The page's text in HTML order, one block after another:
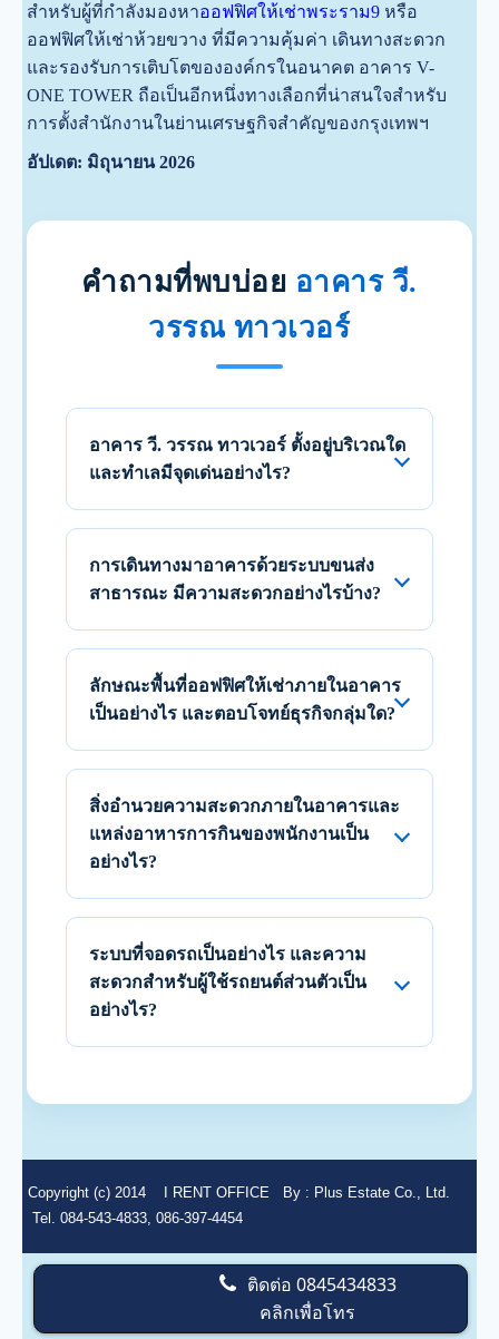
สำหรับผู้ที่กำลังมองหาออฟฟิศให้เช่าพระราม9 หรือ
ออฟฟิศให้เช่าห้วยขวาง ที่มีความคุ้มค่า เดินทางสะดวก
และรองรับการเติบโตขององค์กรในอนาคต อาคาร V-
ONE TOWER ถือเป็นอีกหนึ่งทางเลือกที่น่าสนใจสำหรับ
การตั้งสำนักงานในย่านเศรษฐกิจสำคัญของกรุงเทพฯ
อัปเดต: มิถุนายน 2026
คำถามที่พบบ่อย อาคาร วี.
วรรณ ทาวเวอร์
อาคาร วี. วรรณ ทาวเวอร์ ตั้งอยู่บริเวณใด
และทำเลมีจุดเด่นอย่างไร?
การเดินทางมาอาคารด้วยระบบขนส่ง
สาธารณะ มีความสะดวกอย่างไรบ้าง?
ลักษณะพื้นที่ออฟฟิศให้เช่าภายในอาคาร
เป็นอย่างไร และตอบโจทย์ธุรกิจกลุ่มใด?
สิ่งอำนวยความสะดวกภายในอาคารและ
แหล่งอาหารการกินของพนักงานเป็น
อย่างไร?
ระบบที่จอดรถเป็นอย่างไร และความ
สะดวกสำหรับผู้ใช้รถยนต์ส่วนตัวเป็น
อย่างไร?
Copyright (c) 2014 I RENT OFFICE By : Plus Estate Co., Ltd.
Tel. 084-543-4833, 086-397-4454
ติดต่อ 0845434833
คลิกเพื่อโทร